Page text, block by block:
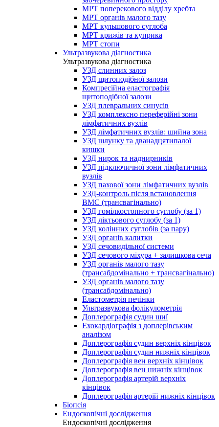
МРТ поперекового відділу хребта
МРТ органів малого тазу
МРТ кульшового суглоба
МРТ крижів та куприка
МРТ стопи
Ультразвукова діагностика
Ультразвукова діагностика
УЗД слинних залоз
УЗД щитоподібної залози
Компресійна еластографія
щитоподібної залози
УЗД плевральних синусів
УЗД комплексно переферійні зони
лімфатичних вузлів
УЗД лімфатичних вузлів: шийна зона
УЗД шлунку та дванадцятипалої
кишки
УЗД нирок та наднирників
УЗД підключичної зони лімфатичних
вузлів
УЗД пахової зони лімфатичних вузлів
УЗД-контроль після встановлення
ВМС (трансвагінально)
УЗД гомілкостопного суглобу (за 1)
УЗД ліктьового суглобу (за 1)
УЗД колінних суглобів (за пару)
УЗД органів калитки
УЗД сечовидільної системи
УЗД сечового міхура + залишкова сеча
УЗД органів малого тазу
(трансабдомінально + трансвагінально)
УЗД органів малого тазу
(трансабдомінально)
Еластометрія печінки
Ультразвукова фолікулометрія
Доплерографія судин шиї
Ехокардіографія з доплерівським
аналізом
Доплерографія судин верхніх кінцівок
Доплерографія судин нижніх кінцівок
Доплерографія вен верхніх кінцівок
Доплерографія вен нижніх кінцівок
Доплерографія артерій верхніх
кінцівок
Доплерографія артерій нижніх кінцівок
Біопсія
Ендоскопічні дослідження
Ендоскопічні дослідження